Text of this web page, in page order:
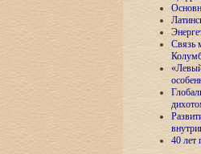
Связь
40 лет